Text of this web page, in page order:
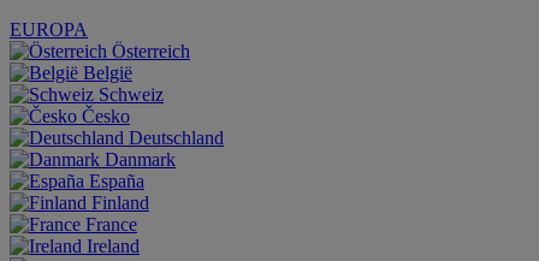
EUROPA
Österreich
België
Schweiz
Česko
Deutschland
Danmark
España
Finland
France
Ireland